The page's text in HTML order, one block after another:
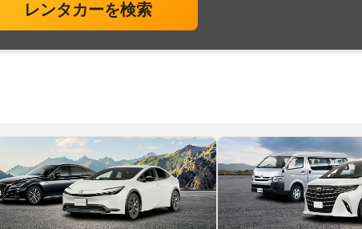
レンタカーを検索